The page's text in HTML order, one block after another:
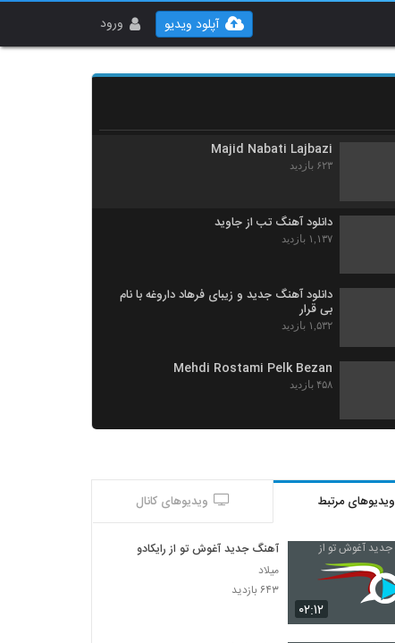
ورود آپلود ویدیو
دانلود آهنگ سامان منصور خاک (Saman
Majid Nabati Lajbazi
۶۲۳ بازدید
دانلود آهنگ تب از جاوید
۱,۱۳۷ بازدید
دانلود آهنگ جدید و زیبای فرهاد داروغه با نام
بی قرار
۱,۵۳۲ بازدید
Mehdi Rostami Pelk Bezan
۴۵۸ بازدید
موزیک زیبای نه تو نه من از امیر رشوند
دانلود آهنگ هادی محمدی عشقم
۲,۰۸۴ بازدید
ویدیوهای مرتبط ویدیوهای کانال
۰۲:۱۲
آهنگ جدید آغوش تو از رایکادو
میلاد
۶۴۳ بازدید